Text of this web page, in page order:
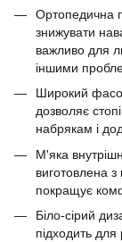
Ортопедична
знижувати
важливо для
іншими
Широкий
дозволяє
набрякам і
М'яка
виготовлена з
покращує
Біло-сірий
підходить для